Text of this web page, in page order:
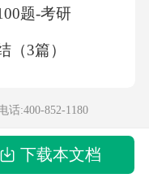
要的危险因
在特定时间点
（疫苗、卫生
题-考研
（3篇）
话:400-852-1180
下载本文档